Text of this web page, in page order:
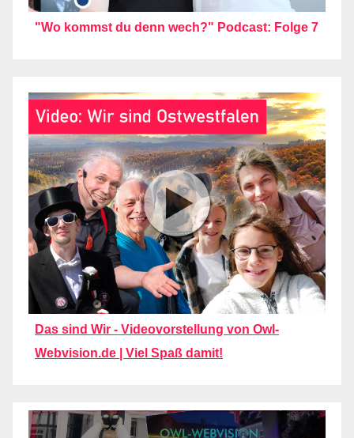
"Wo kommst du denn wech?" Podcast: Folge 7
Das sind Wir - Videovorstellung von Owl-
Webvision.de | Viel Spaß damit!